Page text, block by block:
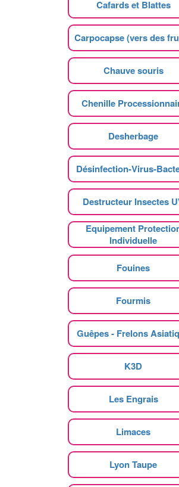
Cafards et Blattes
Carpocapse (vers des
Chauve souris
Chenille
Desherbage
Désinfection-Virus-
Destructeur Insectes
Equipement
Individuelle
Fouines
Fourmis
Guêpes - Frelons
K3D
Les Engrais
Limaces
Lyon Taupe